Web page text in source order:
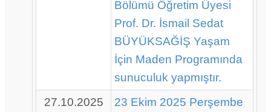
Bölümü Öğretim Üyesi
Prof. Dr. İsmail Sedat
BÜYÜKSAĞİŞ Yaşam
İçin Maden Programında
sunuculuk yapmıştır.
27.10.2025
23 Ekim 2025 Perşembe